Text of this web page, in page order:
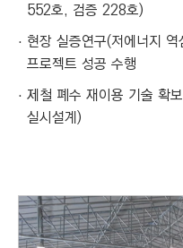
552호, 검증 228호)
현장 실증연구(저에너지
프로젝트 성공 수행
제철 폐수 재이용 기술 확
실시설계)